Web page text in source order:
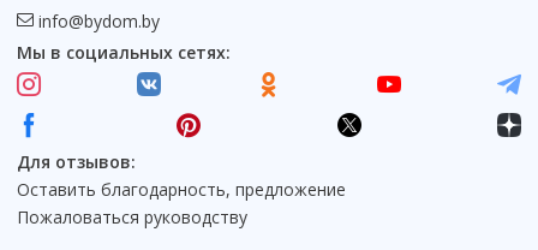
info@bydom.by
Мы в социальных сетях:
Для отзывов:
Оставить благодарность, предложение
Пожаловаться руководству